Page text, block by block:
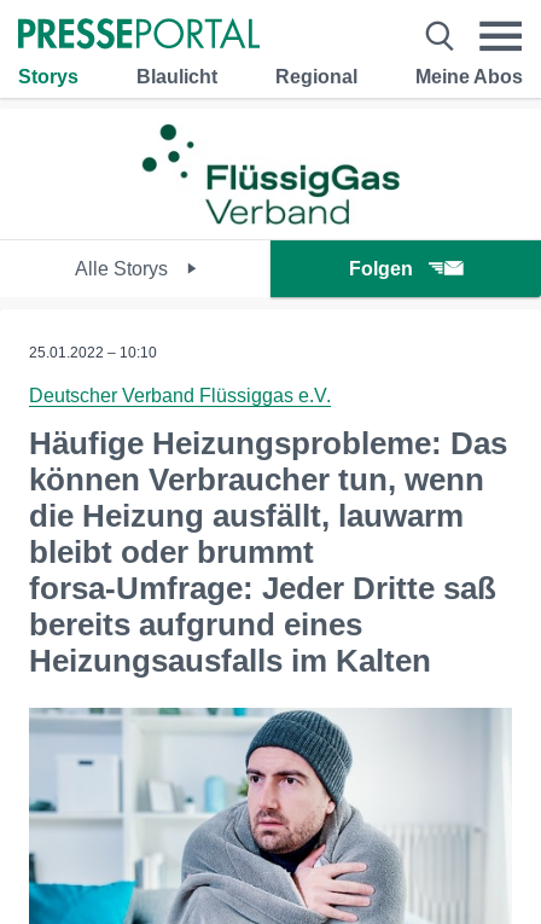
Storys Blaulicht Regional Meine Abos
Alle Storys Folgen
25.01.2022 – 10:10
Deutscher Verband Flüssiggas e.V.
Häufige Heizungsprobleme: Das
können Verbraucher tun, wenn
die Heizung ausfällt, lauwarm
bleibt oder brummt
forsa-Umfrage: Jeder Dritte saß
bereits aufgrund eines
Heizungsausfalls im Kalten